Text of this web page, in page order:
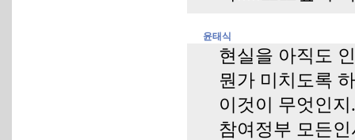
윤태식
현실을 아직도
뭔가 미치도록
이것이 무엇인
참여정부 모든